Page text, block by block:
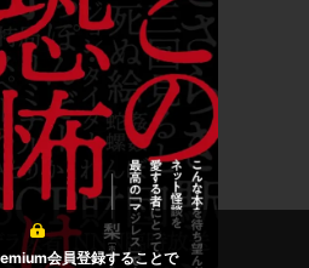
会員登録することで